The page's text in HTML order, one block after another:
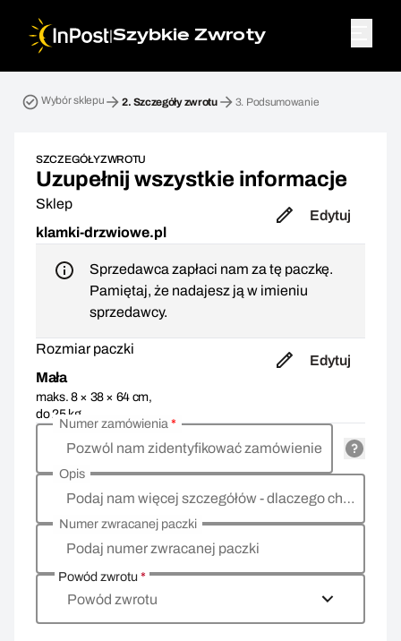
|Szybkie Zwroty
Wybór sklepu 2. Szczegóły zwrotu 3. Podsumowanie
SZCZEGÓŁY ZWROTU
Uzupełnij wszystkie informacje
Sklep
klamki-drzwiowe.pl
Edytuj
Sprzedawca zapłaci nam za tę paczkę.
Pamiętaj, że nadajesz ją w imieniu
sprzedawcy.
Rozmiar paczki
Mała
maks. 8 × 38 × 64 cm,
do 25 kg
Edytuj
Pozwól nam zidentyfikować zamówienie
Numer zamówienia*
Podaj nam więcej szczegółów - dlaczego chcesz zwrócić towar, co jest powodem?
Opis
Podaj numer zwracanej paczki
Numer zwracanej paczki
Powód zwrotu*
Powód zwrotu